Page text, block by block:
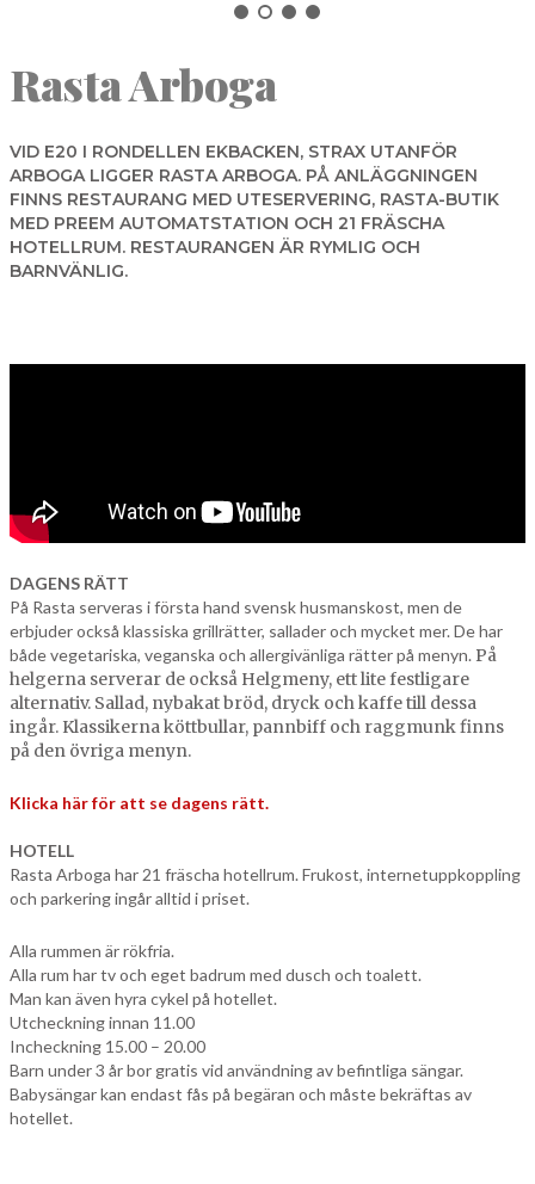
SALA
SKINNSKATTEBERG
SURAHAMMAR
VÄSTERÅS
Sök
Rasta Arboga
VID E20 I RONDELLEN EKBACKEN, STRAX UTANFÖR
ARBOGA LIGGER RASTA ARBOGA. PÅ ANLÄGGNINGEN
FINNS RESTAURANG MED UTESERVERING, RASTA-BUTIK
MED PREEM AUTOMATSTATION OCH 21 FRÄSCHA
HOTELLRUM. RESTAURANGEN ÄR RYMLIG OCH
BARNVÄNLIG.
DAGENS RÄTT
På Rasta serveras i första hand svensk husmanskost, men de
erbjuder också klassiska grillrätter, sallader och mycket mer. De har
både vegetariska, veganska och allergivänliga rätter på menyn. På
helgerna serverar de också Helgmeny, ett lite festligare
alternativ. Sallad, nybakat bröd, dryck och kaffe till dessa
ingår. Klassikerna köttbullar, pannbiff och raggmunk finns
på den övriga menyn.
Klicka här för att se dagens rätt.
HOTELL
Rasta Arboga har 21 fräscha hotellrum. Frukost, internetuppkoppling
och parkering ingår alltid i priset.
Alla rummen är rökfria.
Alla rum har tv och eget badrum med dusch och toalett.
Man kan även hyra cykel på hotellet.
Utcheckning innan 11.00
Incheckning 15.00 – 20.00
Barn under 3 år bor gratis vid användning av befintliga sängar.
Babysängar kan endast fås på begäran och måste bekräftas av
hotellet.